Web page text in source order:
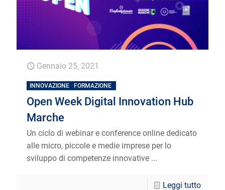
Gennaio 25, 2021
INNOVAZIONE FORMAZIONE
Open Week Digital Innovation Hub
Marche
Un ciclo di webinar e conference online dedicato
alle micro, piccole e medie imprese per lo
sviluppo di competenze innovative ...
Leggi tutto